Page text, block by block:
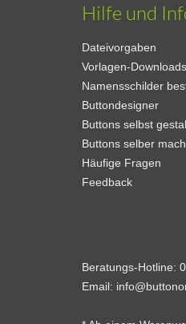
Hilfe und
Dateivorgaben
Vorlagen-Downloads
Namensschilder
Buttondesigner
Buttons selbst
Buttons selber
Häufige Fragen
Feedback
Beratungs-Hotline:
Email: